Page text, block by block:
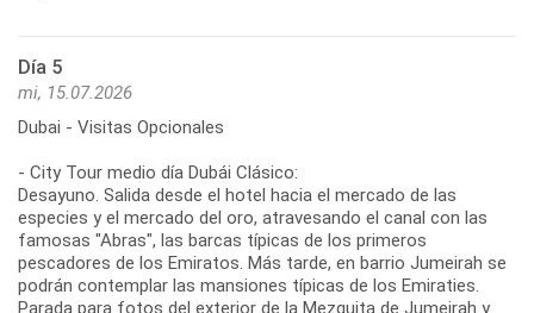
Día 5
mi, 15.07.2026
Dubai - Visitas Opcionales
- City Tour medio día Dubái Clásico:
Desayuno. Salida desde el hotel hacia el mercado de las
especies y el mercado del oro, atravesando el canal con las
famosas "Abras", las barcas típicas de los primeros
pescadores de los Emiratos. Más tarde, en barrio Jumeirah se
podrán contemplar las mansiones típicas de los Emiraties.
Parada para fotos del exterior de la Mezquita de Jumeirah y